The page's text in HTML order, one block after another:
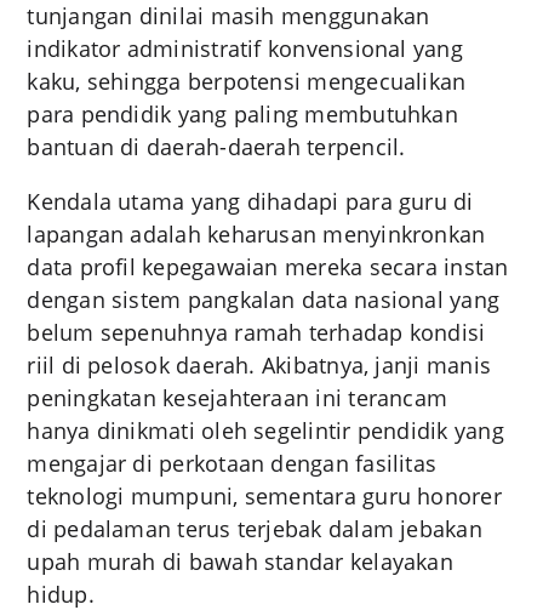
tunjangan dinilai masih menggunakan
indikator administratif konvensional yang
kaku, sehingga berpotensi mengecualikan
para pendidik yang paling membutuhkan
bantuan di daerah-daerah terpencil.
Kendala utama yang dihadapi para guru di
lapangan adalah keharusan menyinkronkan
data profil kepegawaian mereka secara instan
dengan sistem pangkalan data nasional yang
belum sepenuhnya ramah terhadap kondisi
riil di pelosok daerah. Akibatnya, janji manis
peningkatan kesejahteraan ini terancam
hanya dinikmati oleh segelintir pendidik yang
mengajar di perkotaan dengan fasilitas
teknologi mumpuni, sementara guru honorer
di pedalaman terus terjebak dalam jebakan
upah murah di bawah standar kelayakan
hidup.